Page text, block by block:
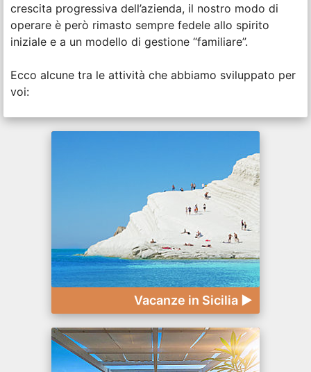
crescita progressiva dell’azienda, il nostro modo di
operare è però rimasto sempre fedele allo spirito
iniziale e a un modello di gestione “familiare”.
Ecco alcune tra le attività che abbiamo sviluppato per
voi:
Vacanze in Sicilia ►